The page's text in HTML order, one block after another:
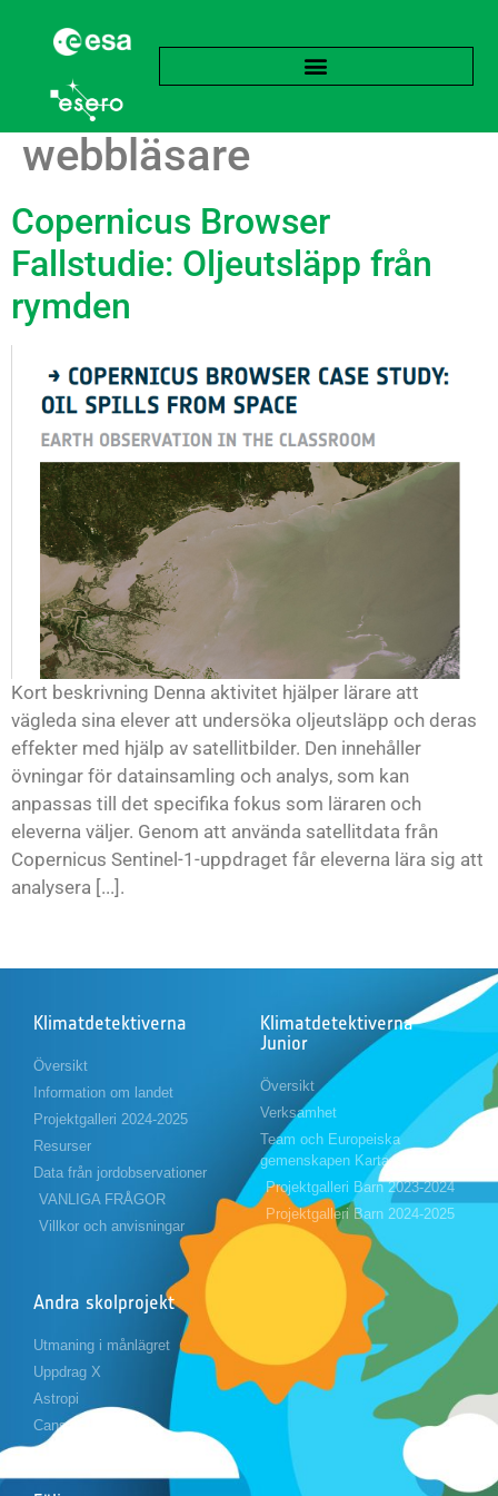
Etikett:Copernicus
webbläsare
Copernicus Browser
Fallstudie: Oljeutsläpp från
rymden
Kort beskrivning Denna aktivitet hjälper lärare att
vägleda sina elever att undersöka oljeutsläpp och deras
effekter med hjälp av satellitbilder. Den innehåller
övningar för datainsamling och analys, som kan
anpassas till det specifika fokus som läraren och
eleverna väljer. Genom att använda satellitdata från
Copernicus Sentinel-1-uppdraget får eleverna lära sig att
analysera [...].
Klimatdetektiverna
Översikt
Information om landet
Projektgalleri 2024-2025
Resurser
Data från jordobservationer
VANLIGA FRÅGOR
Villkor och anvisningar
Klimatdetektiverna
Junior
Översikt
Verksamhet
Team och Europeiska
gemenskapen Karta
Projektgalleri Barn 2023-2024
Projektgalleri Barn 2024-2025
Andra skolprojekt
Utmaning i månlägret
Uppdrag X
Astropi
Cansat